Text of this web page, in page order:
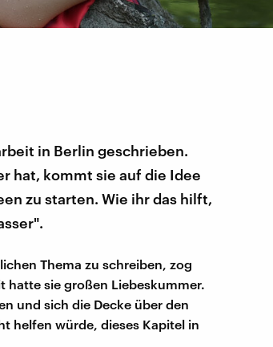
in Berlin geschrieben.
hat, kommt sie auf die Idee
zu starten. Wie ihr das hilft,
Thema zu schreiben, zog
hatte sie großen Liebeskummer.
und sich die Decke über den
helfen würde, dieses Kapitel in